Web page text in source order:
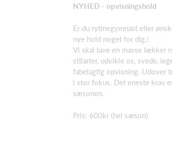
NYHED - opvisningshold
Er du rytmegymnast eller
nye hold noget for dig.!
Vi skal lave en masse lækker
stilarter, udvikle os, svede,
fabelagtig opvisning. Udover
i stor fokus. Det eneste krav
sæsonen.
Pris: 600kr (hel sæson)